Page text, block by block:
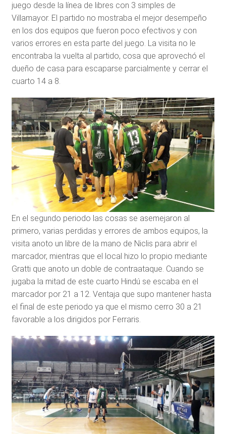
juego desde la línea de libres con 3 simples de
Villamayor. El partido no mostraba el mejor desempeño
en los dos equipos que fueron poco efectivos y con
varios errores en esta parte del juego. La visita no le
encontraba la vuelta al partido, cosa que aprovechó el
dueño de casa para escaparse parcialmente y cerrar el
cuarto 14 a 8.
En el segundo periodo las cosas se asemejaron al
primero, varias perdidas y errores de ambos equipos, la
visita anoto un libre de la mano de Niclis para abrir el
marcador, mientras que el local hizo lo propio mediante
Gratti que anoto un doble de contraataque. Cuando se
jugaba la mitad de este cuarto Hindú se escaba en el
marcador por 21 a 12. Ventaja que supo mantener hasta
el final de este periodo ya que el mismo cerro 30 a 21
favorable a los dirigidos por Ferraris.